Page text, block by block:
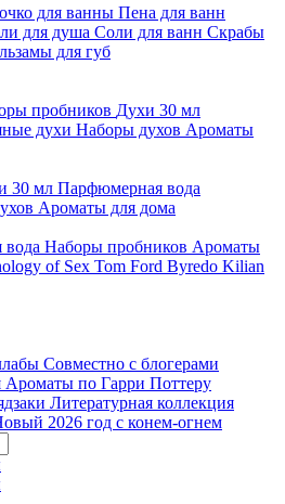
для ванны Пена для ванн
для душа Соли для ванн Скрабы
для губ
пробников Духи 30 мл
духи Наборы духов Ароматы
30 мл Парфюмерная вода
Ароматы для дома
Наборы пробников Ароматы
of Sex Tom Ford Byredo Kilian
Совместно с блогерами
Ароматы по Гарри Поттеру
Литературная коллекция
2026 год с конем-огнем